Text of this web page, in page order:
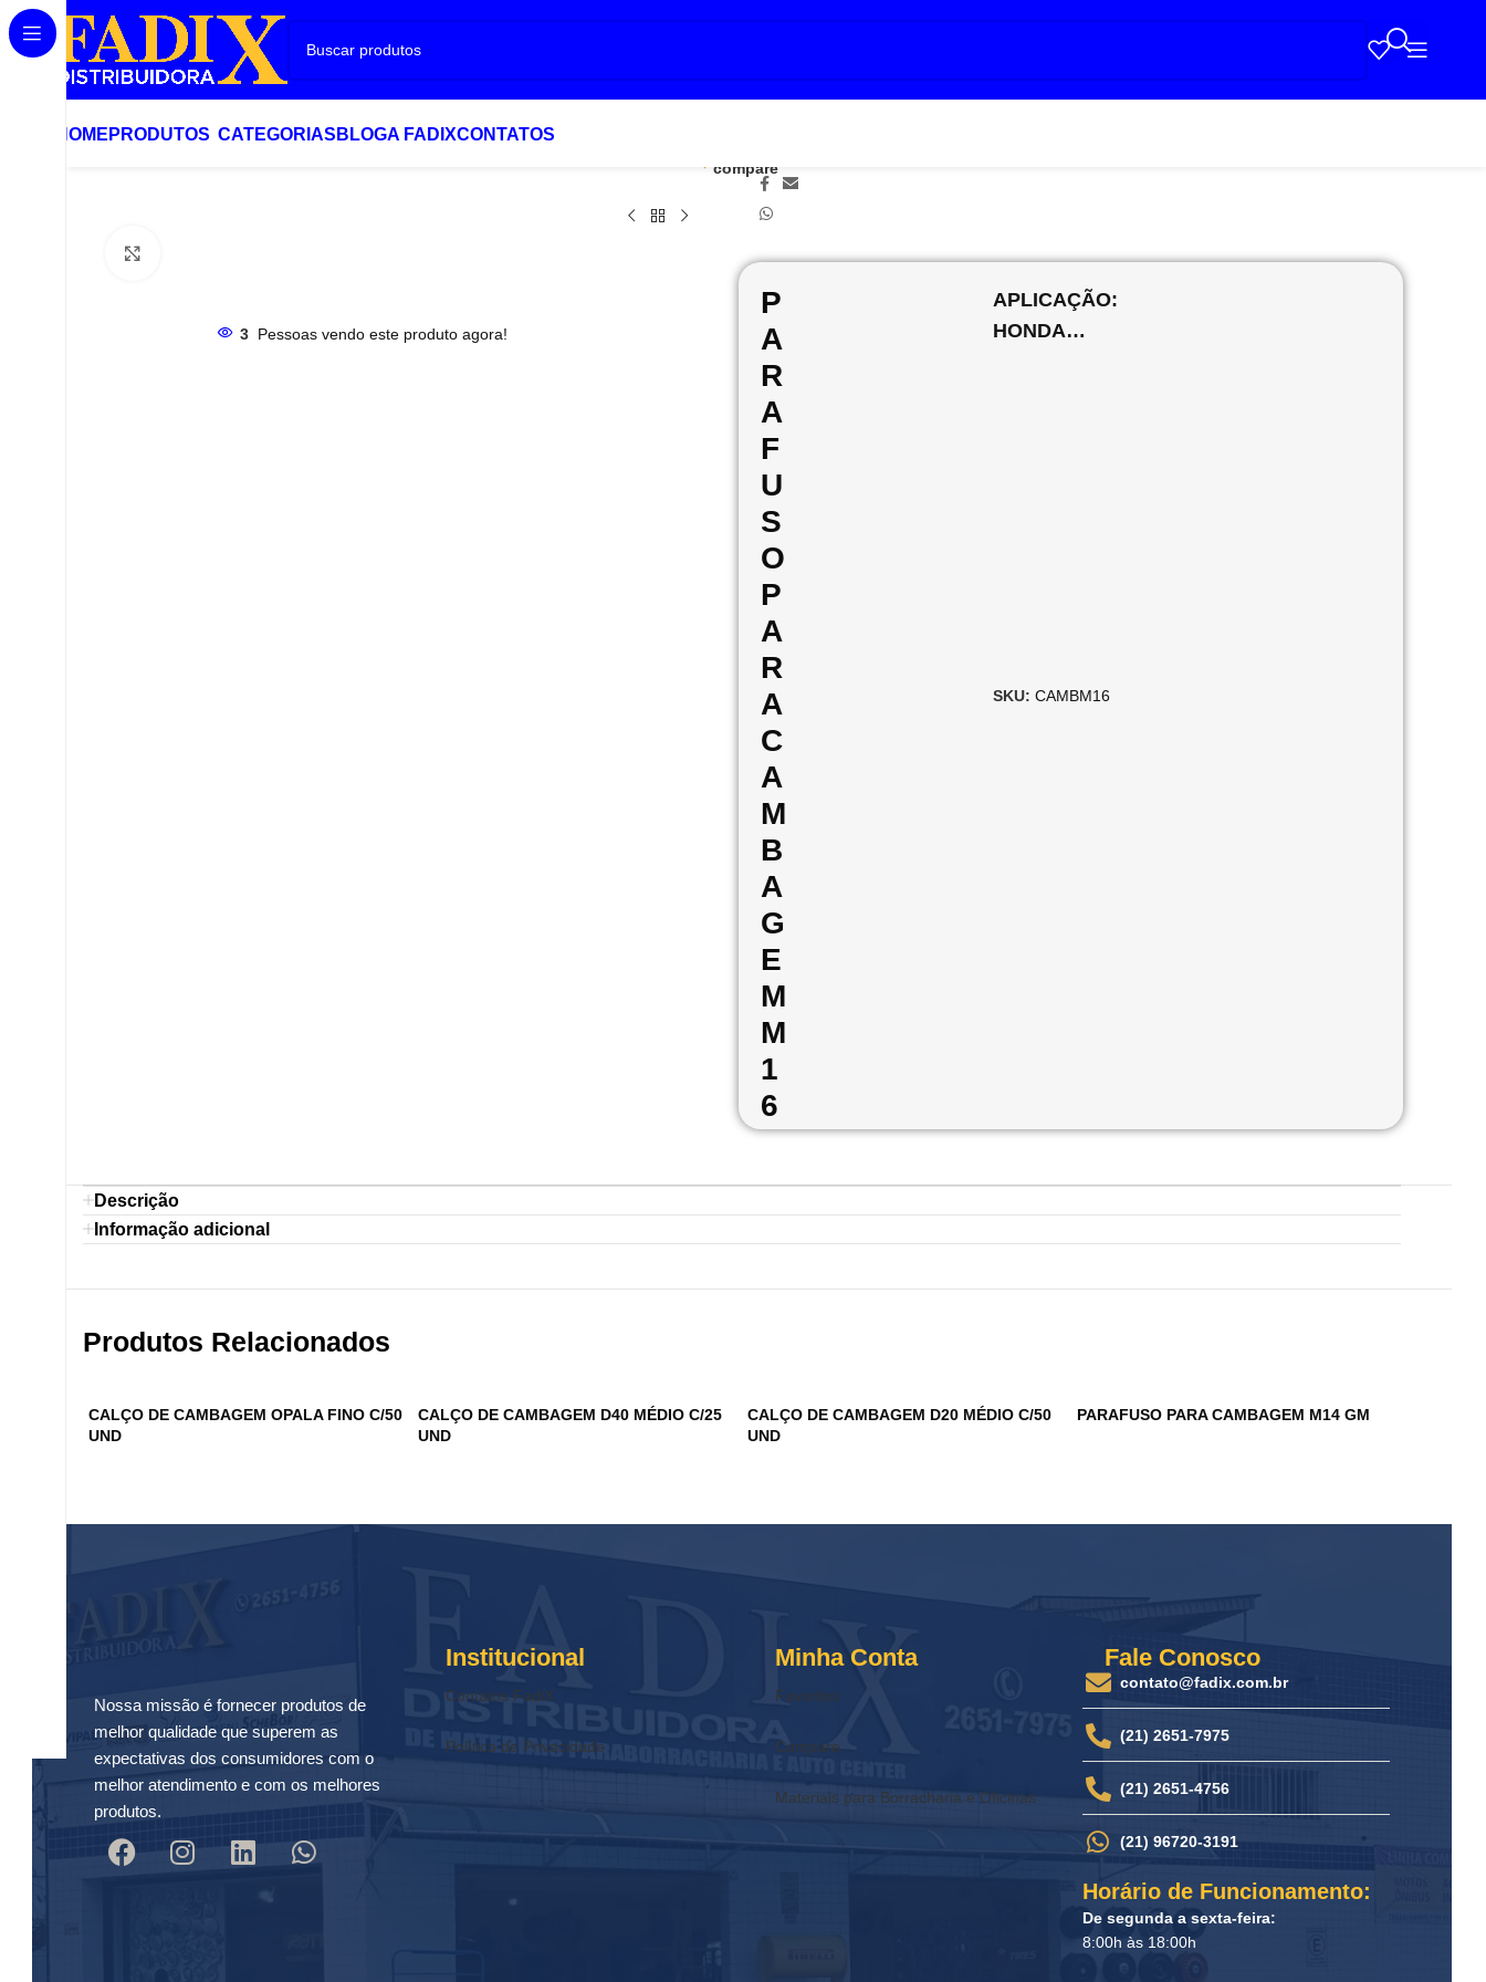
HOME PRODUTOS CATEGORIAS BLOGA FADIXCONTATOS
compare
3 Pessoas vendo este produto agora!
P
A
R
A
F
U
S
O
P
A
R
A
C
A
M
B
A
G
E
M
M
1
6
APLICAÇÃO:
HONDA…
SKU:CAMBM16
Descrição
Informação adicional
Produtos Relacionados
CALÇO DE CAMBAGEM OPALA FINO C/50
UND
CALÇO DE CAMBAGEM D40 MÉDIO C/25
UND
CALÇO DE CAMBAGEM D20 MÉDIO C/50
UND
PARAFUSO PARA CAMBAGEM M14 GM
Nossa missão é fornecer produtos de
melhor qualidade que superem as
expectativas dos consumidores com o
melhor atendimento e com os melhores
produtos.
Institucional
Contatos FadiX
Política de Privacidade
Minha Conta
Favoritos
Compare
Materiais para Borracharia e Oficinas
Fale Conosco
contato@fadix.com.br
(21) 2651-7975
(21) 2651-4756
(21) 96720-3191
Horário de Funcionamento:
De segunda a sexta-feira:
8:00h às 18:00h